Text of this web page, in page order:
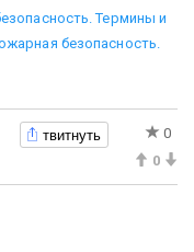
Термины и
безопасность.
твитнуть
0
0